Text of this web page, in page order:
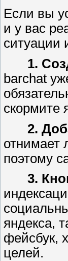
Если вы
и у вас
ситуации
1.
barchat
скормите
2.
отнимает
поэтому
3.
яндекса,
фейсбук,
целей.